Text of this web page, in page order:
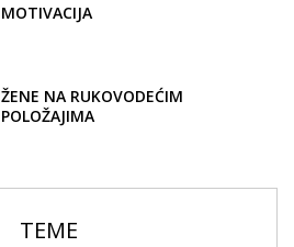
MOTIVACIJA
ŽENE NA RUKOVODEĆIM
POLOŽAJIMA
TEME